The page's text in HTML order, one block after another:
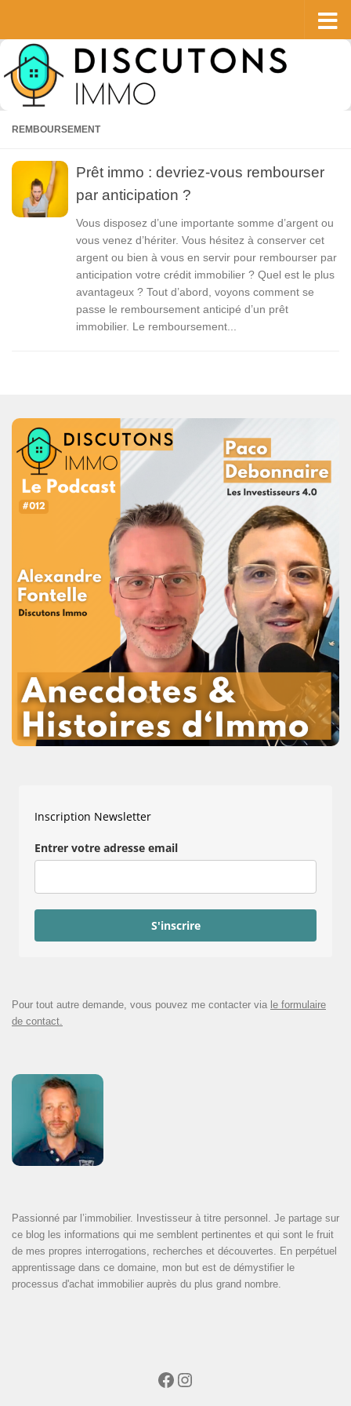
REMBOURSEMENT
Prêt immo : devriez-vous rembourser
par anticipation ?
Vous disposez d’une importante somme d’argent ou
vous venez d’hériter. Vous hésitez à conserver cet
argent ou bien à vous en servir pour rembourser par
anticipation votre crédit immobilier ? Quel est le plus
avantageux ? Tout d’abord, voyons comment se
passe le remboursement anticipé d’un prêt
immobilier. Le remboursement...
Inscription Newsletter
Entrer votre adresse email
S'inscrire
Pour tout autre demande, vous pouvez me contacter via le formulaire
de contact.
Passionné par l’immobilier. Investisseur à titre personnel. Je partage sur
ce blog les informations qui me semblent pertinentes et qui sont le fruit
de mes propres interrogations, recherches et découvertes. En perpétuel
apprentissage dans ce domaine, mon but est de démystifier le
processus d'achat immobilier auprès du plus grand nombre.
Facebook
Instagram